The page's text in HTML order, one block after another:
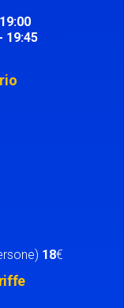
19:45
18€